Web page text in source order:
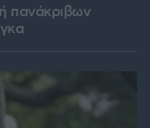
πανάκριβων